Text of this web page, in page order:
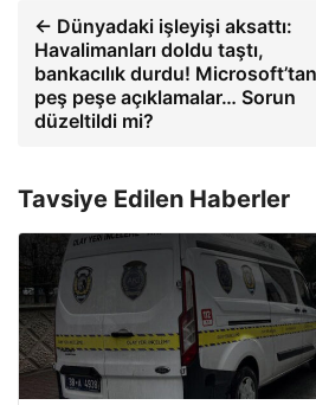
← Dünyadaki işleyişi aksattı:
Havalimanları doldu taştı,
bankacılık durdu! Microsoft’tan
peş peşe açıklamalar… Sorun
düzeltildi mi?
Tavsiye Edilen Haberler